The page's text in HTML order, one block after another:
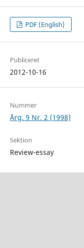
PDF (English)
Publiceret
2012-10-16
Nummer
Årg. 9 Nr. 2 (1998)
Sektion
Review-essay